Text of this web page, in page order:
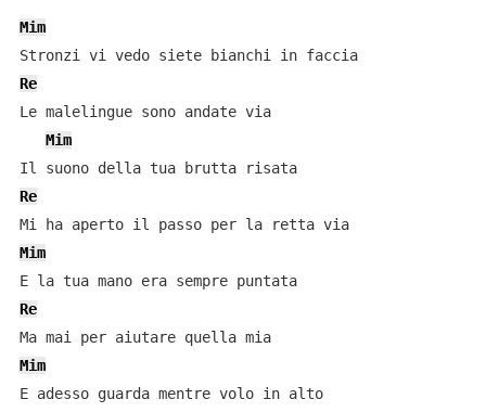
Mim
Stronzi vi vedo siete bianchi in faccia
Re
Le malelingue sono andate via
Mim
Il suono della tua brutta risata
Re
Mi ha aperto il passo per la retta via
Mim
E la tua mano era sempre puntata
Re
Ma mai per aiutare quella mia
Mim
E adesso guarda mentre volo in alto